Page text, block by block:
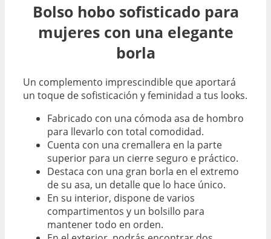
Bolso hobo sofisticado para
mujeres con una elegante
borla
Un complemento imprescindible que aportará
un toque de sofisticación y feminidad a tus looks.
Fabricado con una cómoda asa de hombro
para llevarlo con total comodidad.
Cuenta con una cremallera en la parte
superior para un cierre seguro e práctico.
Destaca con una gran borla en el extremo
de su asa, un detalle que lo hace único.
En su interior, dispone de varios
compartimentos y un bolsillo para
mantener todo en orden.